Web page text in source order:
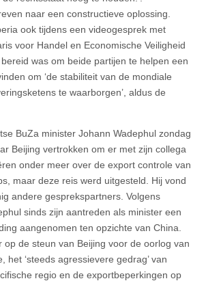
naar een constructieve oplossing.
ook tijdens een videogesprek met
voor Handel en Economische Veiligheid
was om beide partijen te helpen een
om ‘de stabiliteit van de mondiale
te waarborgen’, aldus de
BuZa minister Johann Wadephul zondag
Beijing vertrokken om er met zijn collega
onder meer over de export controle van
maar deze reis werd uitgesteld. Hij vond
andere gesprekspartners. Volgens
sinds zijn aantreden als minister een
aangenomen ten opzichte van China.
op de steun van Beijing voor de oorlog van
het ‘steeds agressievere gedrag’ van
regio en de exportbeperkingen op